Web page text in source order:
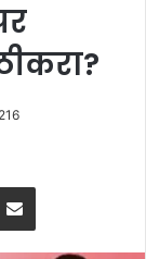
216
Share via Email